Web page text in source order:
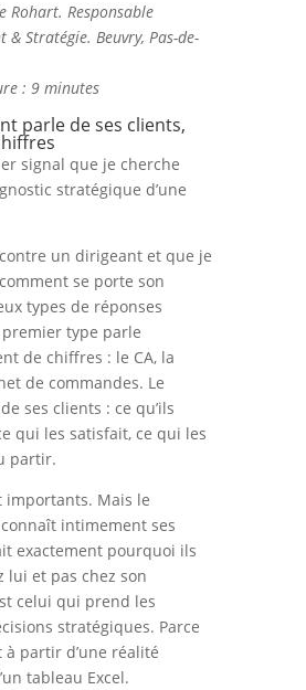
Rohart. Responsable
& Stratégie. Beuvry, Pas-de-
: 9 minutes
parle de ses clients,
signal que je cherche
stratégique d’une
un dirigeant et que je
se porte son
types de réponses
type parle
de chiffres : le CA, la
de commandes. Le
ses clients : ce qu’ils
qui les satisfait, ce qui les
partir.
importants. Mais le
intimement ses
exactement pourquoi ils
lui et pas chez son
celui qui prend les
stratégiques. Parce
à partir d’une réalité
tableau Excel.